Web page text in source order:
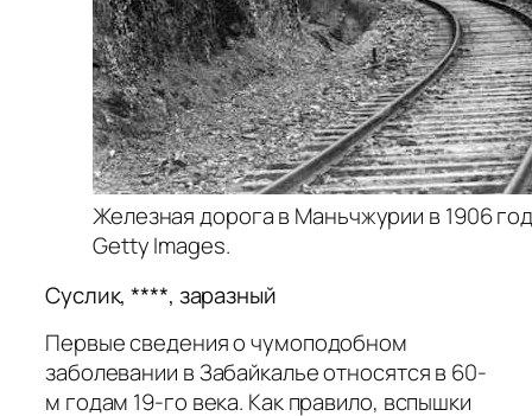
Железная дорога в Маньчжурии в 1906
Getty Images.
Суслик, ****, заразный
Первые сведения о чумоподобном
заболевании в Забайкалье относятся в 60-
м годам 19-го века. Как правило, вспышки